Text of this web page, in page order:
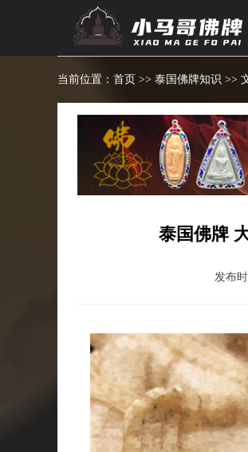
当前位置： 首页 >> 泰国佛牌知识 >>
泰国佛牌
发布